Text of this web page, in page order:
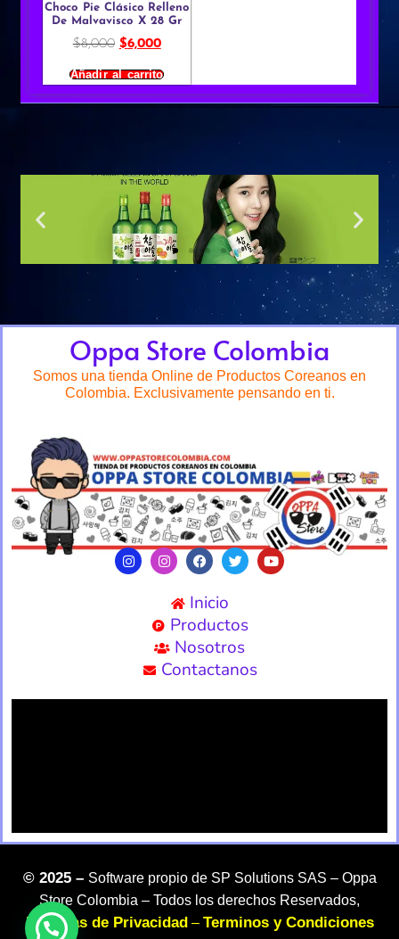
Choco Pie Clásico Relleno
De Malvavisco X 28 Gr
$8,000 $6,000
Añadir al carrito
Oppa Store Colombia
Somos una tienda Online de Productos Coreanos en
Colombia. Exclusivamente pensando en ti.
Inicio
Productos
Nosotros
Contactanos
©2025 – Software propio de SP Solutions SAS – Oppa
Store Colombia – Todos los derechos Reservados,
Politicas de Privacidad – Terminos y Condiciones